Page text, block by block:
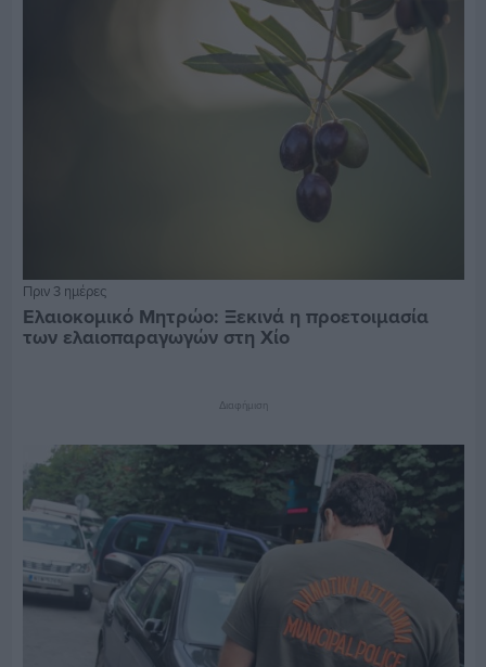
Πριν 3 ημέρες
Ελαιοκομικό Μητρώο: Ξεκινά η προετοιμασία
των ελαιοπαραγωγών στη Χίο
Διαφήμιση